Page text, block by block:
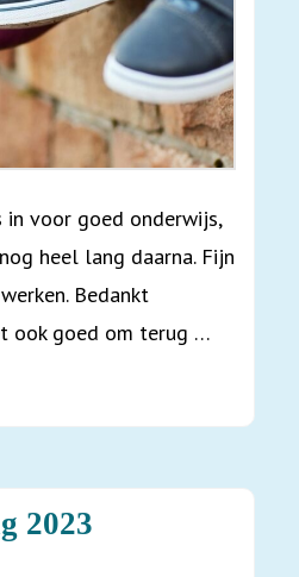
in voor goed onderwijs,
heel lang daarna. Fijn
Bedankt
ook goed om terug …
2023